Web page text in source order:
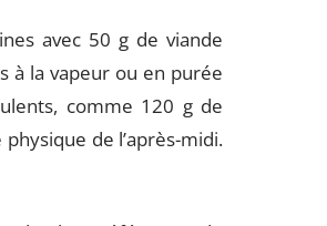
avec 50 g de viande
à la vapeur ou en purée
comme 120 g de
de l’après-midi.